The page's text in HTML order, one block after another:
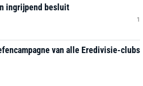
ingrijpend besluit
1
van alle Eredivisie-clubs